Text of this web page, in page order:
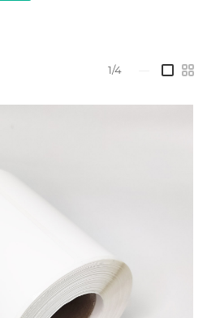
1/4